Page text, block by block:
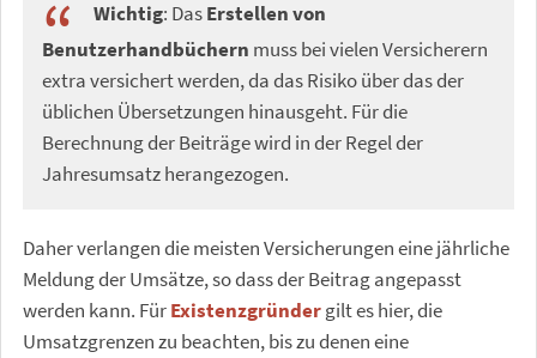
Wichtig: DasErstellen von
Benutzerhandbüchern muss bei vielen Versicherern
extra versichert werden, da das Risiko über das der
üblichen Übersetzungen hinausgeht. Für die
Berechnung der Beiträge wird in der Regel der
Jahresumsatz herangezogen.
Daher verlangen die meisten Versicherungen eine jährliche
Meldung der Umsätze, so dass der Beitrag angepasst
werden kann. FürExistenzgründergilt es hier, die
Umsatzgrenzen zu beachten, bis zu denen eine